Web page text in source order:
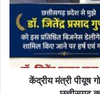
गोयल
के
नेतृत्व
लंदन
बिजनेस
डेलिगेशनकेंद्रीय मंत्री पीयूष